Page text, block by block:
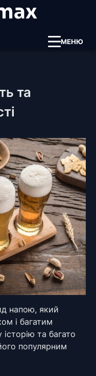
МЕНЮ
та
напою, який
і багатим
та багато
популярним